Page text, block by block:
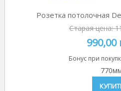
Розетка потолочная
Старая цена:
990,00
Бонус при